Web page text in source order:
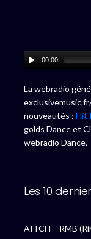
00:00
La webradio
nouveautés : Hit
golds Dance et
webradio Dance,
Les 10
AITCH – RMB